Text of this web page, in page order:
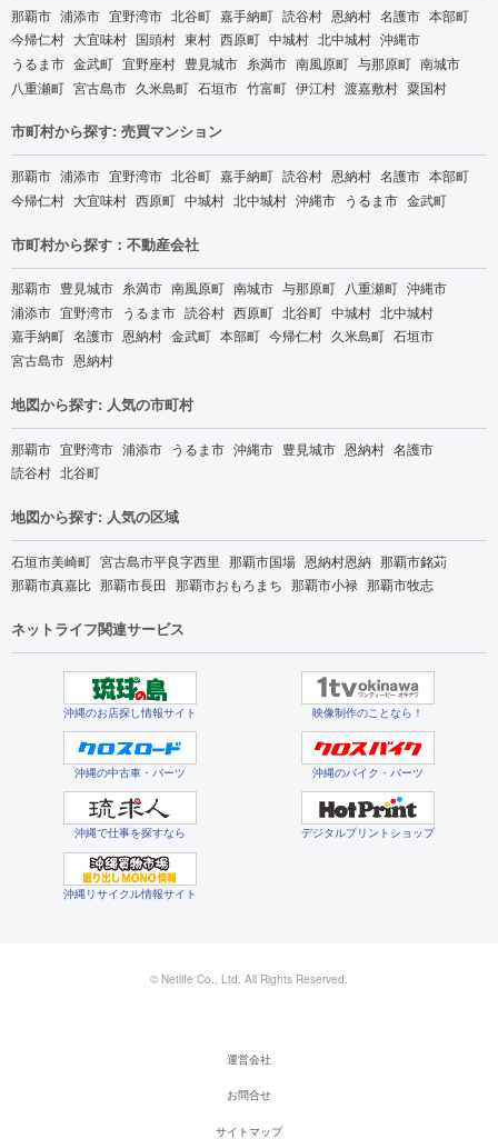
那覇市 浦添市 宜野湾市 北谷町 嘉手納町 読谷村 恩納村 名護市 本部町
今帰仁村 大宜味村 国頭村 東村 西原町 中城村 北中城村 沖縄市
うるま市 金武町 宜野座村 豊見城市 糸満市 南風原町 与那原町 南城市
八重瀬町 宮古島市 久米島町 石垣市 竹富町 伊江村 渡嘉敷村 粟国村
市町村から探す: 売買マンション
那覇市 浦添市 宜野湾市 北谷町 嘉手納町 読谷村 恩納村 名護市 本部町
今帰仁村 大宜味村 西原町 中城村 北中城村 沖縄市 うるま市 金武町
市町村から探す：不動産会社
那覇市 豊見城市 糸満市 南風原町 南城市 与那原町 八重瀬町 沖縄市
浦添市 宜野湾市 うるま市 読谷村 西原町 北谷町 中城村 北中城村
嘉手納町 名護市 恩納村 金武町 本部町 今帰仁村 久米島町 石垣市
宮古島市 恩納村
地図から探す: 人気の市町村
那覇市 宜野湾市 浦添市 うるま市 沖縄市 豊見城市 恩納村 名護市
読谷村 北谷町
地図から探す: 人気の区域
石垣市美崎町 宮古島市平良字西里 那覇市国場 恩納村恩納 那覇市銘苅
那覇市真嘉比 那覇市長田 那覇市おもろまち 那覇市小禄 那覇市牧志
ネットライフ関連サービス
沖縄のお店探し情報サイト 映像制作のことなら！
沖縄の中古車・パーツ 沖縄のバイク・パーツ
沖縄で仕事を探すなら デジタルプリントショップ
沖縄リサイクル情報サイト
© Netlife Co., Ltd. All Rights Reserved.
運営会社
お問合せ
サイトマップ